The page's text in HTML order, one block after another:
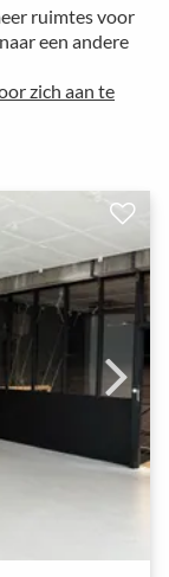
ruimtes voor
een andere
zich aan te